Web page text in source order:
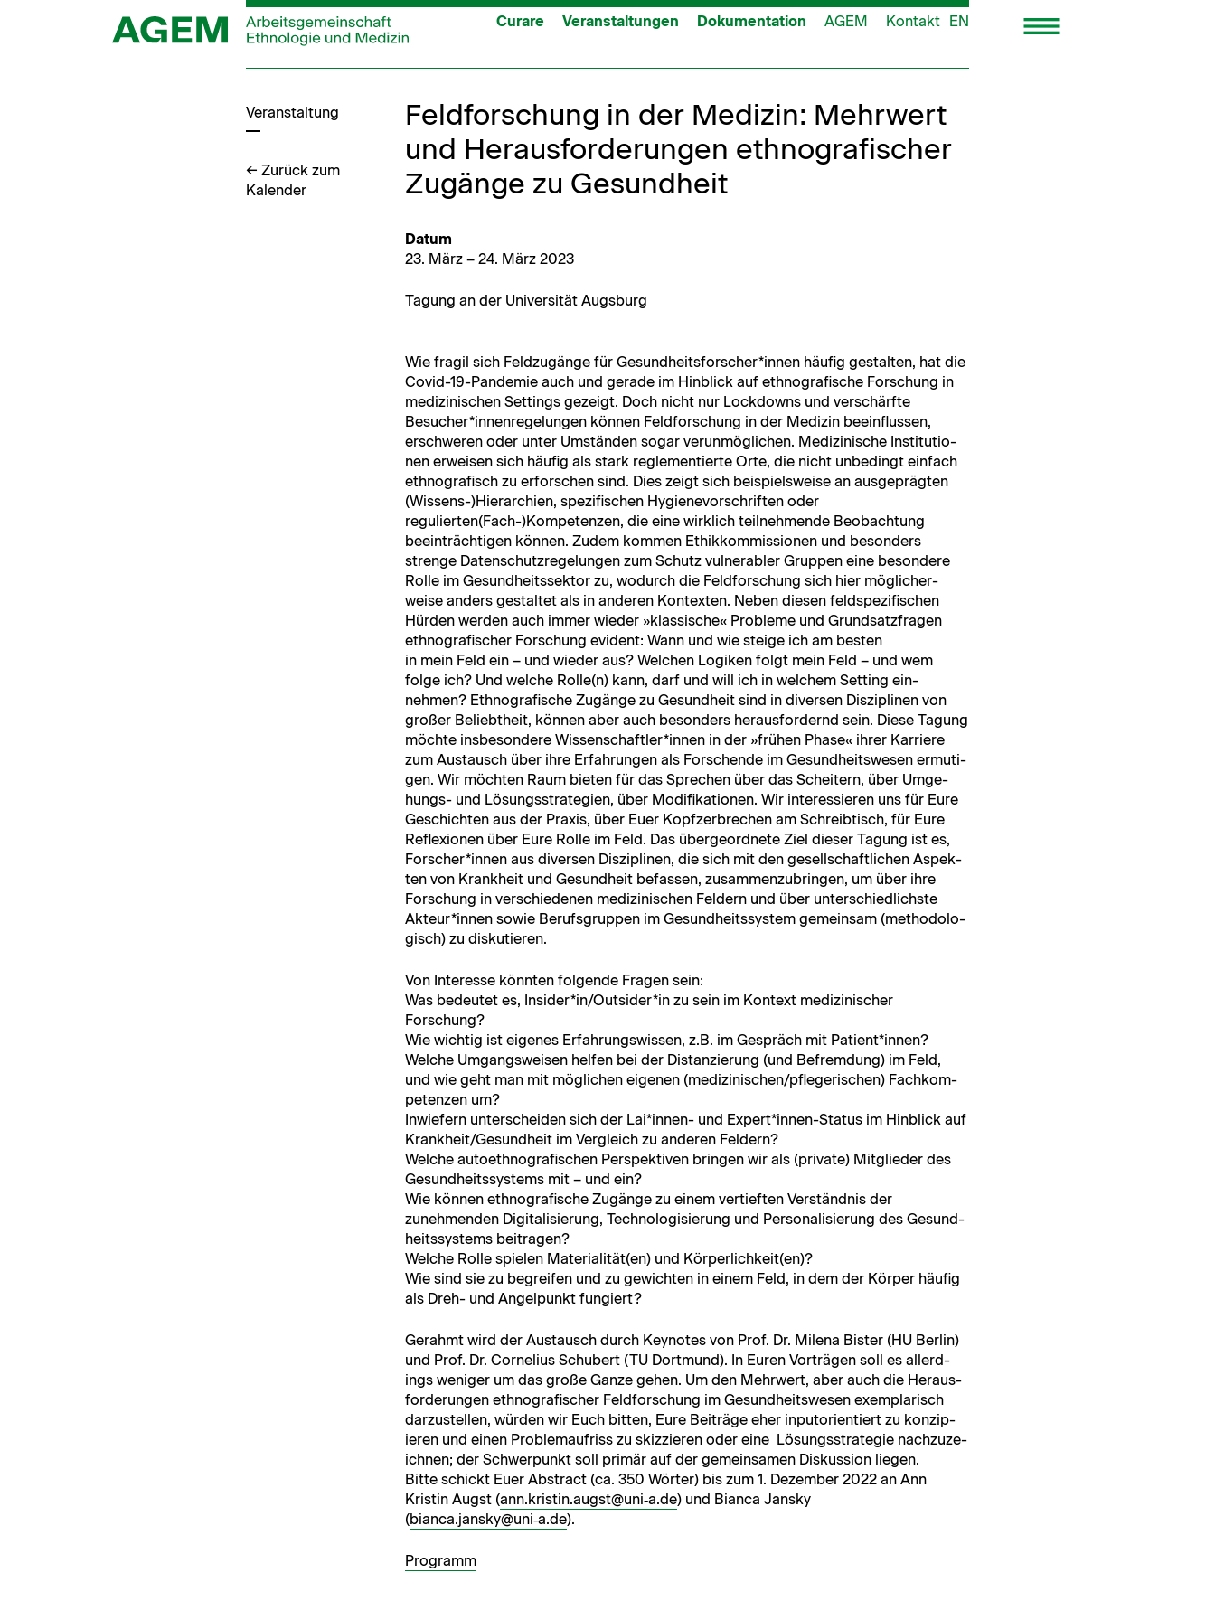
Curare Veranstaltungen Dokumentation AGEM Kontakt EN
Veranstaltung
← Zurück zum
Kalender
Feldforschung in der Medizin: Mehrwert
und Herausforderungen ethnografischer
Zugänge zu Gesundheit
Datum
23. März – 24. März 2023
Tagung an der Uni­ver­sität Augsburg
Wie frag­il sich Feldzugänge für Gesundheitsforscher*innen häu­fig gestal­ten, hat die
Covid-19-Pan­demie auch und ger­ade im Hin­blick auf ethno­grafis­che Forschung in
medi­zinis­chen Set­tings gezeigt. Doch nicht nur Lock­downs und ver­schärfte
Besucher*innenregelungen kön­nen Feld­forschung in der Medi­zin bee­in­flussen,
erschw­eren oder unter Umstän­den sog­ar verun­möglichen. Medi­zinis­che Insti­tu­tio­
nen erweisen sich häu­fig als stark regle­men­tierte Orte, die nicht unbe­d­ingt ein­fach
ethno­grafisch zu erforschen sind. Dies zeigt sich beispiel­sweise an aus­geprägten
(Wissens-)Hierarchien, spez­i­fis­chen Hygien­evorschriften oder
regulierten(Fach-)Kompetenzen, die eine wirk­lich teil­nehmende Beobach­tung
beein­trächti­gen kön­nen. Zudem kom­men Ethikkom­mis­sio­nen und beson­ders
strenge Daten­schutzregelun­gen zum Schutz vul­ner­a­bler Grup­pen eine beson­dere
Rolle im Gesund­heitssek­tor zu, wodurch die Feld­forschung sich hier möglicher­
weise anders gestal­tet als in anderen Kon­tex­ten. Neben diesen feld­spez­i­fis­chen
Hür­den wer­den auch immer wieder »klas­sis­che« Prob­leme und Grund­satzfra­gen
ethno­grafis­ch­er Forschung evi­dent: Wann und wie steige ich am besten
in mein Feld ein – und wieder aus? Welchen Logiken fol­gt mein Feld – und wem
folge ich? Und welche Rolle(n) kann, darf und will ich in welchem Set­ting ein­
nehmen? Ethno­grafis­che Zugänge zu Gesund­heit sind in diversen Diszi­plinen von
großer Beliebtheit, kön­nen aber auch beson­ders her­aus­fordernd sein. Diese Tagung
möchte ins­beson­dere Wissenschaftler*innen in der »frühen Phase« ihrer Kar­riere
zum Aus­tausch über ihre Erfahrun­gen als Forschende im Gesund­heitswe­sen ermuti­
gen. Wir möcht­en Raum bieten für das Sprechen über das Scheit­ern, über Umge­
hungs- und Lösungsstrate­gien, über Mod­i­fika­tio­nen. Wir inter­essieren uns für Eure
Geschicht­en aus der Prax­is, über Euer Kopfzer­brechen am Schreibtisch, für Eure
Reflex­io­nen über Eure Rolle im Feld. Das über­ge­ord­nete Ziel dieser Tagung ist es,
Forscher*innen aus diversen Diszi­plinen, die sich mit den gesellschaftlichen Aspek­
ten von Krankheit und Gesund­heit befassen, zusam­men­zubrin­gen, um über ihre
Forschung in ver­schiede­nen medi­zinis­chen Feldern und über unter­schiedlich­ste
Akteur*innen sowie Beruf­s­grup­pen im Gesund­heitssys­tem gemein­sam (method­ol­o­
gisch) zu diskutieren.
Von Inter­esse kön­nten fol­gende Fra­gen sein:
Was bedeutet es, Insider*in/Outsider*in zu sein im Kon­text medi­zinis­ch­er
Forschung?
Wie wichtig ist eigenes Erfahrungswis­sen, z.B. im Gespräch mit Patient*innen?
Welche Umgangsweisen helfen bei der Dis­tanzierung (und Befrem­dung) im Feld,
und wie geht man mit möglichen eige­nen (medizinischen/pflegerischen) Fachkom­
pe­ten­zen um?
Inwiefern unter­schei­den sich der Lai*innen- und Expert*innen-Status im Hin­blick auf
Krankheit/Gesundheit im Ver­gle­ich zu anderen Feldern?
Welche autoethno­grafis­chen Per­spek­tiv­en brin­gen wir als (pri­vate) Mit­glieder des
Gesund­heitssys­tems mit – und ein?
Wie kön­nen ethno­grafis­che Zugänge zu einem ver­tieften Ver­ständ­nis der
zunehmenden Dig­i­tal­isierung, Tech­nol­o­gisierung und Per­son­al­isierung des Gesund­
heitssys­tems beitragen?
Welche Rolle spie­len Materialität(en) und Körperlichkeit(en)?
Wie sind sie zu begreifen und zu gewicht­en in einem Feld, in dem der Kör­p­er häu­fig
als Dreh- und Angelpunkt fungiert?
Ger­ahmt wird der Aus­tausch durch Keynotes von Prof. Dr. Mile­na Bis­ter (HU Berlin)
und Prof. Dr. Cor­nelius Schu­bert (TU Dort­mund). In Euren Vorträ­gen soll es allerd­
ings weniger um das große Ganze gehen. Um den Mehrw­ert, aber auch die Her­aus­
forderun­gen ethno­grafis­ch­er Feld­forschung im Gesund­heitswe­sen exem­plar­isch
darzustellen, wür­den wir Euch bit­ten, Eure Beiträge eher inputo­ri­en­tiert zu konzip­
ieren und einen Prob­le­maufriss zu skizzieren oder eine Lösungsstrate­gie nachzuze­
ich­nen; der Schw­er­punkt soll primär auf der gemein­samen Diskus­sion liegen.
Bitte schickt Euer Abstract (ca. 350 Wörter) bis zum 1. Dezem­ber 2022 an Ann
Kristin Augst (ann.kristin.augst@uni‑a.de) und Bian­ca Jan­sky
(bianca.jansky@uni‑a.de).
Pro­gramm